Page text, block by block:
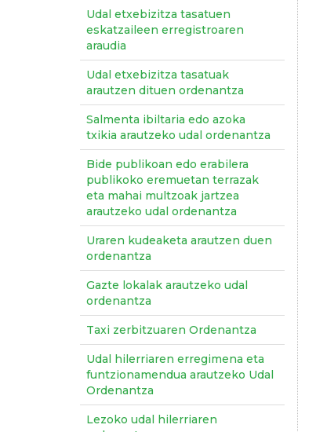
Udal etxebizitza tasatuen
eskatzaileen erregistroaren
araudia
Udal etxebizitza tasatuak
arautzen dituen ordenantza
Salmenta ibiltaria edo azoka
txikia arautzeko udal ordenantza
Bide publikoan edo erabilera
publikoko eremuetan terrazak
eta mahai multzoak jartzea
arautzeko udal ordenantza
Uraren kudeaketa arautzen duen
ordenantza
Gazte lokalak arautzeko udal
ordenantza
Taxi zerbitzuaren Ordenantza
Udal hilerriaren erregimena eta
funtzionamendua arautzeko Udal
Ordenantza
Lezoko udal hilerriaren